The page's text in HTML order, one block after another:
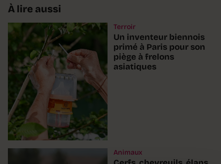
À lire aussi
Terroir
Un inventeur biennois
primé à Paris pour son
piège à frelons
asiatiques
Animaux